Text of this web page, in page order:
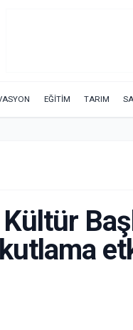
EĞİTİM TARIM
Kültür